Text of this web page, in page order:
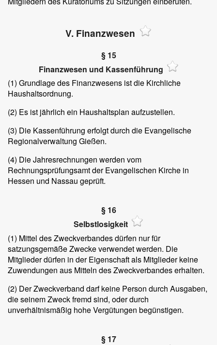
V. Finanzwesen
§ 15
Finanzwesen und Kassenführung
(1) Grundlage des Finanzwesens ist die Kirchliche
Haushaltsordnung.
(2) Es ist jährlich ein Haushaltsplan aufzustellen.
(3) Die Kassenführung erfolgt durch die Evangelische
Regionalverwaltung Gießen.
(4) Die Jahresrechnungen werden vom
Rechnungsprüfungsamt der Evangelischen Kirche in
Hessen und Nassau geprüft.
§ 16
Selbstlosigkeit
(1) Mittel des Zweckverbandes dürfen nur für
satzungsgemäße Zwecke verwendet werden. Die
Mitglieder dürfen in der Eigenschaft als Mitglieder keine
Zuwendungen aus Mitteln des Zweckverbandes erhalten.
(2) Der Zweckverband darf keine Person durch Ausgaben,
die seinem Zweck fremd sind, oder durch
unverhältnismäßig hohe Vergütungen begünstigen.
§ 17